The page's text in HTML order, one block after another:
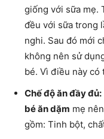
giống với sữa mẹ.
đều với sữa trong
nghi. Sau đó mới
không nên sử
bé. Vì điều này có
Chế độ ăn đầy đủ:
bé ăn dặm mẹ
gồm: Tinh bột,